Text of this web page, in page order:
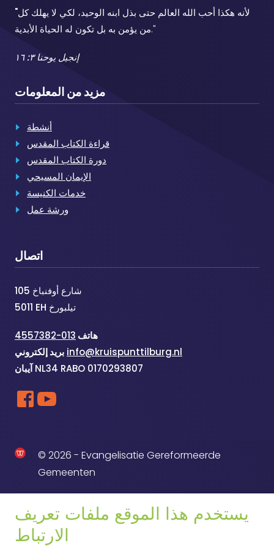
"لأنه هكذا أحب الله العالم حتى بذل ابنه الوحيد، لكي لا يهلك كل
من يؤمن به بل تكون له الحياة الأبدية."
إنجيل يوحنا ٣: ١٦
مزيد من المعلومات
أنشطة
قراءة الكتاب المقدس
دورة الكتاب المقدس
الإيمان المسيحي
خدمات الكنيسة
ورشة عمل
اتصال
شارع أوفنباخ 105
5011 EH تيلبورخ
هاتف 013-4557382
بريد إلكتروني info@kruispunttilburg.nl
آيبانNL34 RABO 0170293807
© 2026 - Evangelisatie Gereformeerde
Gemeenten
يستخدم هذا الموقع ملفات تعريف
الارتباط